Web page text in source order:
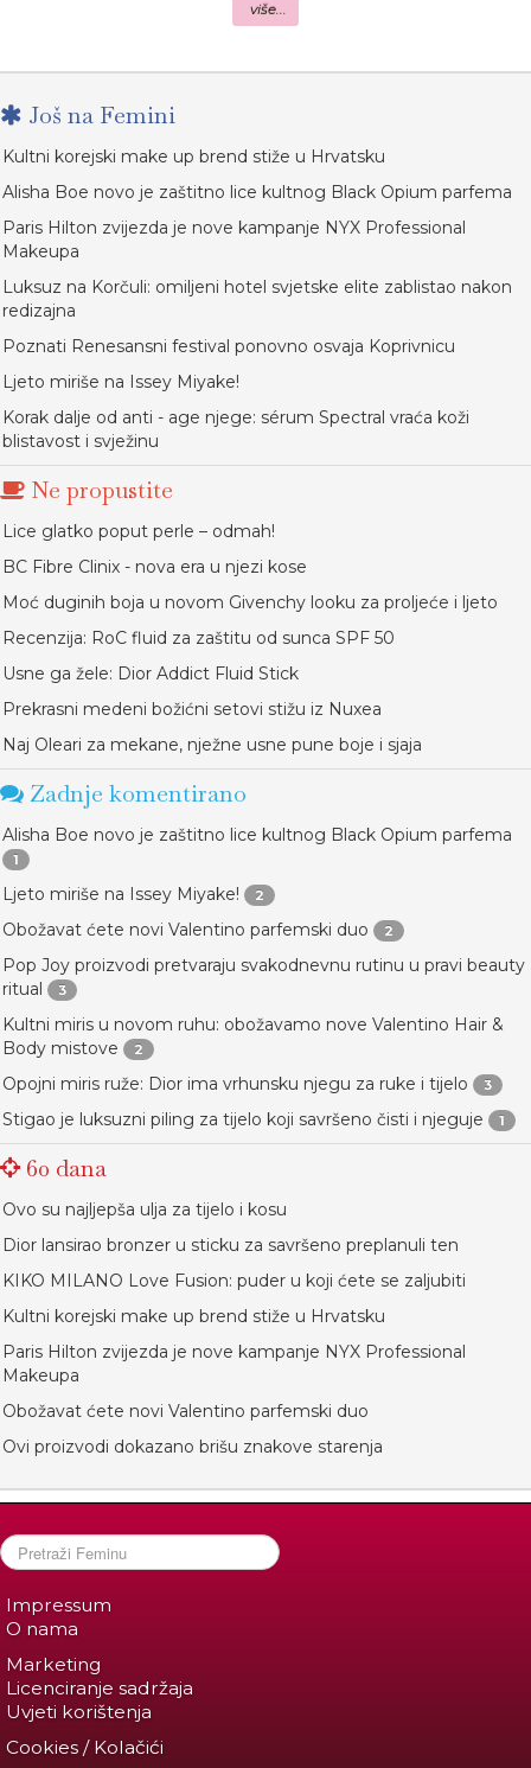
više...
Još na Femini
Kultni korejski make up brend stiže u Hrvatsku
Alisha Boe novo je zaštitno lice kultnog Black Opium parfema
Paris Hilton zvijezda je nove kampanje NYX Professional
Makeupa
Luksuz na Korčuli: omiljeni hotel svjetske elite zablistao nakon
redizajna
Poznati Renesansni festival ponovno osvaja Koprivnicu
Ljeto miriše na Issey Miyake!
Korak dalje od anti - age njege: sérum Spectral vraća koži
blistavost i svježinu
Ne propustite
Lice glatko poput perle – odmah!
BC Fibre Clinix - nova era u njezi kose
Moć duginih boja u novom Givenchy looku za proljeće i ljeto
Recenzija: RoC fluid za zaštitu od sunca SPF 50
Usne ga žele: Dior Addict Fluid Stick
Prekrasni medeni božićni setovi stižu iz Nuxea
Naj Oleari za mekane, nježne usne pune boje i sjaja
Zadnje komentirano
Alisha Boe novo je zaštitno lice kultnog Black Opium parfema
1
Ljeto miriše na Issey Miyake! 2
Obožavat ćete novi Valentino parfemski duo 2
Pop Joy proizvodi pretvaraju svakodnevnu rutinu u pravi beauty
ritual
3
Kultni miris u novom ruhu: obožavamo nove Valentino Hair &
Body mistove
2
Opojni miris ruže: Dior ima vrhunsku njegu za ruke i tijelo 3
Stigao je luksuzni piling za tijelo koji savršeno čisti i njeguje 1
60 dana
Ovo su najljepša ulja za tijelo i kosu
Dior lansirao bronzer u sticku za savršeno preplanuli ten
KIKO MILANO Love Fusion: puder u koji ćete se zaljubiti
Kultni korejski make up brend stiže u Hrvatsku
Paris Hilton zvijezda je nove kampanje NYX Professional
Makeupa
Obožavat ćete novi Valentino parfemski duo
Ovi proizvodi dokazano brišu znakove starenja
Impressum
O nama
Marketing
Licenciranje sadržaja
Uvjeti korištenja
Cookies / Kolačići